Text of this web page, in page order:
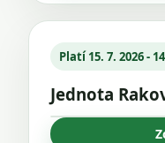
Platí 15. 7. 2026 -
Jednota